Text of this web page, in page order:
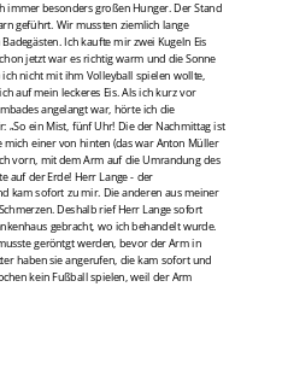
immer besonders großen Hunger. Der Stand
geführt. Wir mussten ziemlich lange
Ich kaufte mir zwei Kugeln Eis
jetzt war es richtig warm und die Sonne
nicht mit ihm Volleyball spielen wollte,
auf mein leckeres Eis. Als ich kurz vor
angelangt war, hörte ich die
„So ein Mist, fünf Uhr! Die der Nachmittag ist
einer von hinten (das war Anton Müller
vorn, mit dem Arm auf die Umrandung des
auf der Erde! Herr Lange - der
kam sofort zu mir. Die anderen aus meiner
Deshalb rief Herr Lange sofort
gebracht, wo ich behandelt wurde.
geröntgt werden, bevor der Arm in
haben sie angerufen, die kam sofort und
kein Fußball spielen, weil der Arm